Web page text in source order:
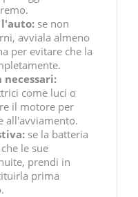
se non
avviala almeno
per evitare che la
necessari:
come luci o
il motore per
all'avviamento.
se la batteria
le sue
prendi in
prima